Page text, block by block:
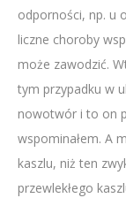
odporności, np. u
liczne choroby
może zawodzić.
tym przypadku w
nowotwór i to on
wspominałem. A
kaszlu, niż ten
przewlekłego